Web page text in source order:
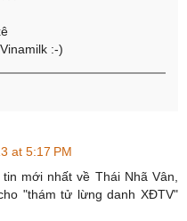
:-)
at 5:17 PM
mới nhất về Thái Nhã Vân,
"thám tử lừng danh XĐTV"